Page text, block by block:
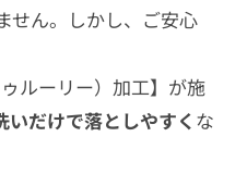
せん。しかし、ご安心
ルーリー）加工】が施
いだけで落としやすく な